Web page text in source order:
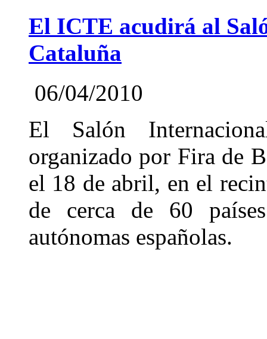
El ICTE acudirá al
Cataluña
06/04/2010
El Salón
organizado por Fira de
el 18 de abril, en el
de cerca de 60
autónomas españolas.